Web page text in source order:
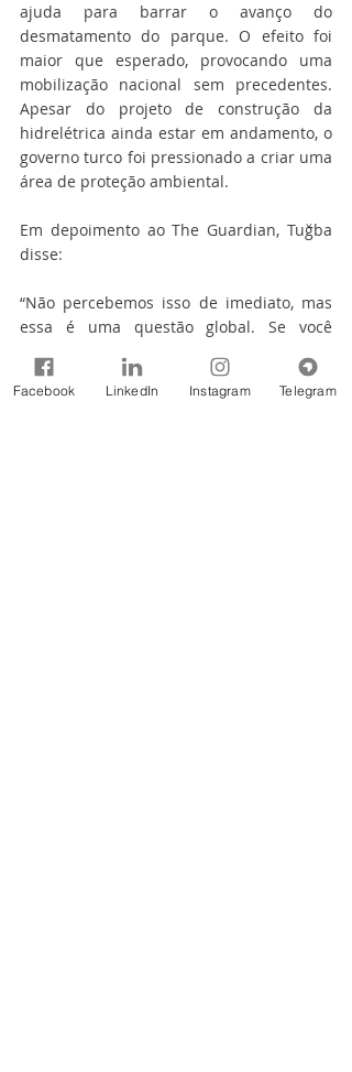
ajuda para barrar o avanço do
desmatamento do parque. O efeito foi
maior que esperado, provocando uma
mobilização nacional sem precedentes.
Apesar do projeto de construção da
hidrelétrica ainda estar em andamento, o
governo turco foi pressionado a criar uma
área de proteção ambiental.
Em depoimento ao The Guardian, Tuğba
disse:
“Não percebemos isso de imediato, mas
essa é uma questão global. Se você
tratado como um terrorista.”
Facebook LinkedIn Instagram Telegram